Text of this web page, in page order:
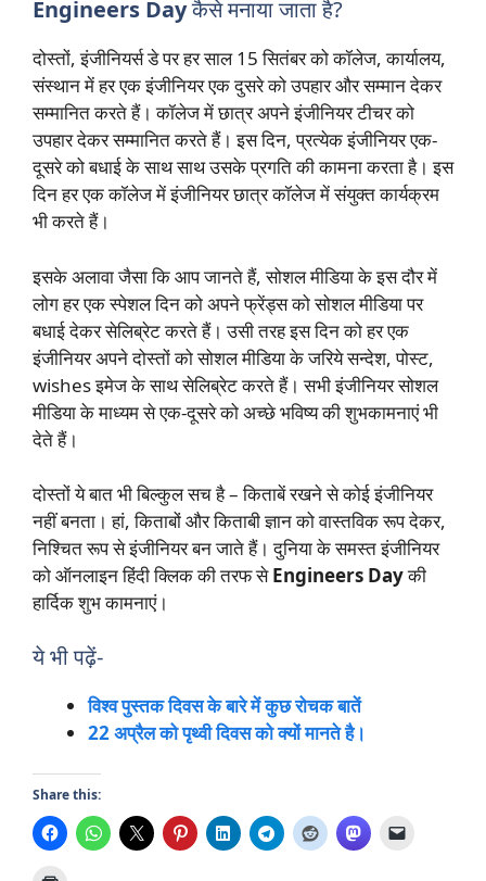
Engineers Dayकैसे मनाया जाता है?
दोस्तों, इंजीनियर्स डे पर हर साल 15 सितंबर को कॉलेज, कार्यालय,
संस्थान में हर एक इंजीनियर एक दुसरे को उपहार और सम्मान देकर
सम्मानित करते हैं। कॉलेज में छात्र अपने इंजीनियर टीचर को
उपहार देकर सम्मानित करते हैं। इस दिन, प्रत्येक इंजीनियर एक-
दूसरे को बधाई के साथ साथ उसके प्रगति की कामना करता है। इस
दिन हर एक कॉलेज में इंजीनियर छात्र कॉलेज में संयुक्त कार्यक्रम
भी करते हैं।
इसके अलावा जैसा कि आप जानते हैं, सोशल मीडिया के इस दौर में
लोग हर एक स्पेशल दिन को अपने फ्रेंड्स को सोशल मीडिया पर
बधाई देकर सेलिब्रेट करते हैं। उसी तरह इस दिन को हर एक
इंजीनियर अपने दोस्तों को सोशल मीडिया के जरिये सन्देश, पोस्ट,
wishes इमेज के साथ सेलिब्रेट करते हैं। सभी इंजीनियर सोशल
मीडिया के माध्यम से एक-दूसरे को अच्छे भविष्य की शुभकामनाएं भी
देते हैं।
दोस्तों ये बात भी बिल्कुल सच है – किताबें रखने से कोई इंजीनियर
नहीं बनता। हां, किताबों और किताबी ज्ञान को वास्तविक रूप देकर,
निश्चित रूप से इंजीनियर बन जाते हैं। दुनिया के समस्त इंजीनियर
को ऑनलाइन हिंदी क्लिक की तरफ सेEngineers Dayकी
हार्दिक शुभ कामनाएं।
ये भी पढ़ें-
विश्व पुस्तक दिवस के बारे में कुछ रोचक बातें
22 अप्रैल को पृथ्वी दिवस को क्यों मानते है।
Share this: